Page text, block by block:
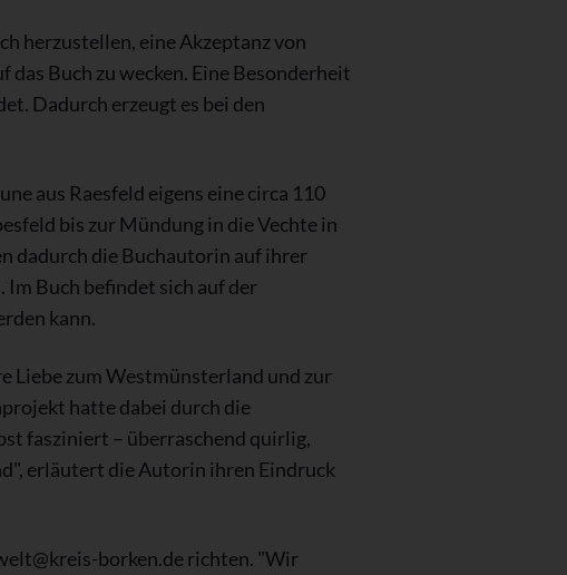
herzustellen, eine Akzeptanz von
Buch zu wecken. Eine Besonderheit
Dadurch erzeugt es bei den
aus Raesfeld eigens eine circa 110
bis zur Mündung in die Vechte in
dadurch die Buchautorin auf ihrer
Buch befindet sich auf der
kann.
Liebe zum Westmünsterland und zur
hatte dabei durch die
fasziniert – überraschend quirlig,
erläutert die Autorin ihren Eindruck
borken.de richten. "Wir